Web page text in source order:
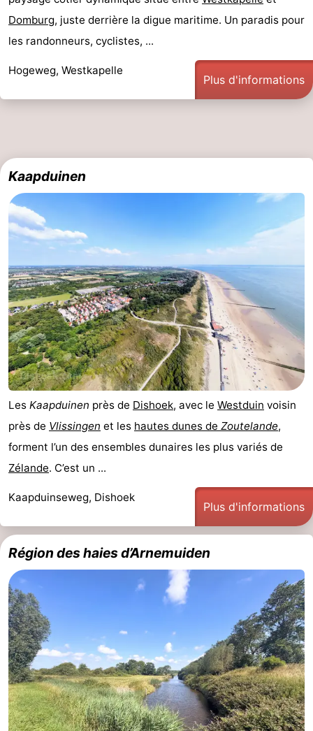
jeux
de
Villages
Piscines
-
Faire
vélo
-
Randonnée
Équitation
-
Terrains
de
golf
-
Peche
Sportive
-
Equitation
Boire
manger
Événements
Conduite
de
l'anneau
Pratiques
Forum
Route
-
Stationnement
Adresses
Médicales
Région
Zeeland
Schouwen-
Duiveland
-
Domburg, juste derrière la digue maritime. Un paradis pour
les randonneurs, cyclistes, ...
Hogeweg, Westkapelle
Plus d'informations
Kaapduinen
Les Kaapduinen près de Dishoek, avec le Westduin voisin
près de Vlissingen et les hautes dunes de Zoutelande,
forment l’un des ensembles dunaires les plus variés de
Zélande. C’est un ...
Kaapduinseweg, Dishoek
Plus d'informations
Région des haies d’Arnemuiden